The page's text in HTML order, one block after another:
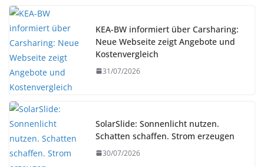
KEA-BW informiert über Carsharing:
Neue Webseite zeigt Angebote und
Kostenvergleich
31/07/2026
SolarSlide: Sonnenlicht nutzen.
Schatten schaffen. Strom erzeugen
30/07/2026